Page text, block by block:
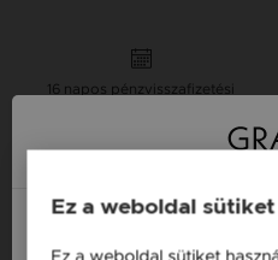
16 napos pénzvisszafizetési
GRAV karkötő
Ez a weboldal sütiket